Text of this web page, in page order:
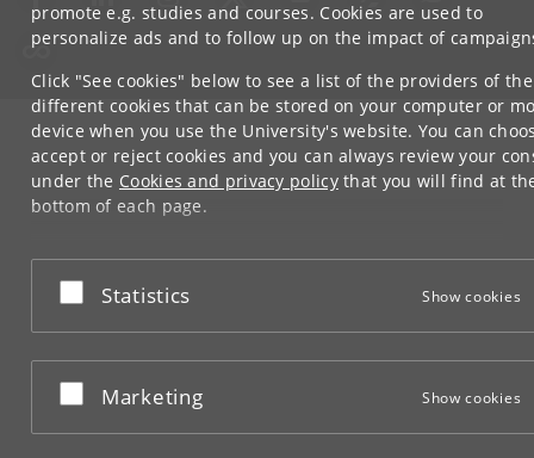
promote e.g. studies and courses. Cookies are used to
personalize ads and to follow up on the impact of
Click "See cookies" below to see a list of the providers of the
different cookies that can be stored on your computer or
device when you use the University's website. You can
accept or reject cookies and you can always review your
under the Cookies and privacy policythat you will find at
bottom of each page.
Accept or reject
Statistics Show cookies
Accept or reject
Marketing Show cookies